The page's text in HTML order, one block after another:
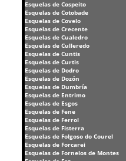
Esquelas de Cospeito
Esquelas de Cotobade
Esquelas de Covelo
Esquelas de Crecente
Esquelas de Cualedro
Esquelas de Culleredo
Esquelas de Cuntis
Esquelas de Curtis
Esquelas de Dodro
Esquelas de Dozón
Esquelas de Dumbría
Esquelas de Entrimo
Esquelas de Esgos
Esquelas de Fene
Esquelas de Ferrol
Esquelas de Fisterra
Esquelas de Folgoso do Courel
Esquelas de Forcarei
Esquelas de Fornelos de Montes